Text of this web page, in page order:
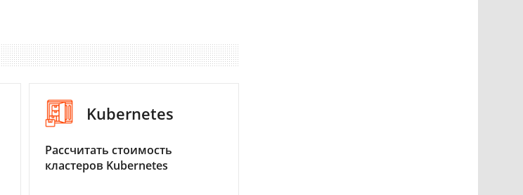
Kubernetes
Рассчитать стоимость
кластеров Kubernetes